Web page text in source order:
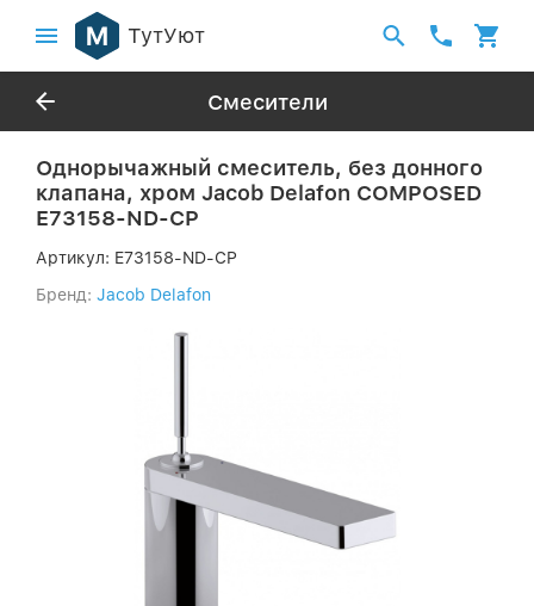
ТутУют
Смесители
Однорычажный смеситель, без донного
клапана, хром Jacob Delafon COMPOSED
E73158-ND-CP
Артикул: E73158-ND-CP
Бренд: Jacob Delafon